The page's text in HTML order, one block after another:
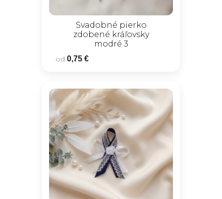
Svadobné pierko
zdobené kráľovsky
modré 3
od 0,75 €